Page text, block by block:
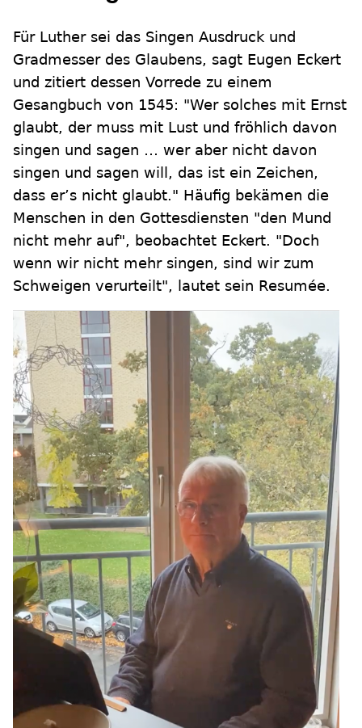
Für Luther sei das Singen Ausdruck und
Gradmesser des Glaubens, sagt Eugen Eckert
und zitiert dessen Vorrede zu einem
Gesangbuch von 1545: "Wer solches mit Ernst
glaubt, der muss mit Lust und fröhlich davon
singen und sagen … wer aber nicht davon
singen und sagen will, das ist ein Zeichen,
dass er’s nicht glaubt." Häufig bekämen die
Menschen in den Gottesdiensten "den Mund
nicht mehr auf", beobachtet Eckert. "Doch
wenn wir nicht mehr singen, sind wir zum
Schweigen verurteilt", lautet sein Resumée.